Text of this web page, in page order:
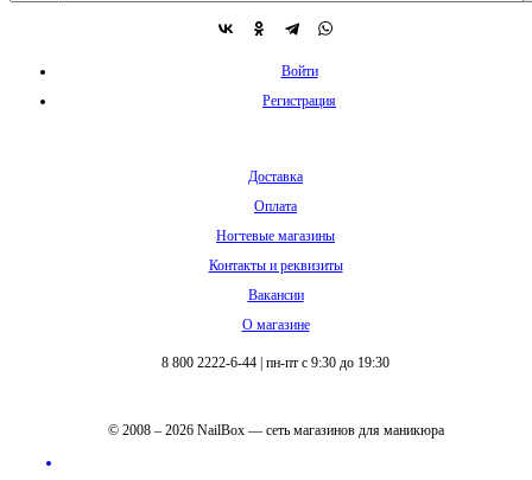
Войти
Регистрация
Доставка
Оплата
Ногтевые магазины
Контакты и реквизиты
Вакансии
О магазине
8 800 2222-6-44 пн-пт с 9:30 до 19:30
© 2008 – 2026 NailBox — сеть магазинов для маникюра